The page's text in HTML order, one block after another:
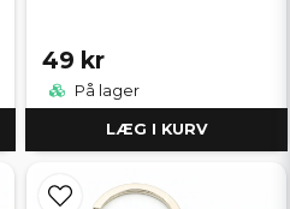
49 kr
På lager
LÆG I KURV